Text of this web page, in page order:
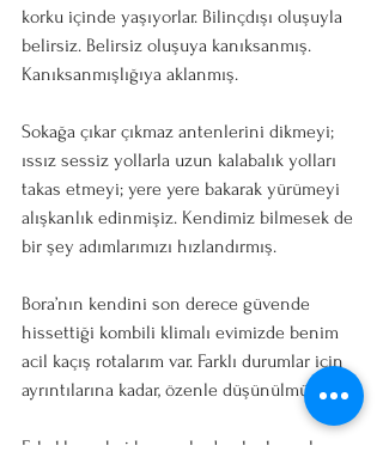
korku içinde yaşıyorlar. Bilinçdışı oluşuyla
belirsiz. Belirsiz oluşuya kanıksanmış.
Kanıksanmışlığıya aklanmış.
Sokağa çıkar çıkmaz antenlerini dikmeyi;
ıssız sessiz yollarla uzun kalabalık yolları
takas etmeyi; yere yere bakarak yürümeyi
alışkanlık edinmişiz. Kendimiz bilmesek de
bir şey adımlarımızı hızlandırmış.
Bora’nın kendini son derece güvende
hissettiği kombili klimalı evimizde benim
acil kaçış rotalarım var. Farklı durumlar için
ayrıntılarına kadar, özenle düşünülmüş.
Erkekler vahşi hayvanlardan korkuyorlar,